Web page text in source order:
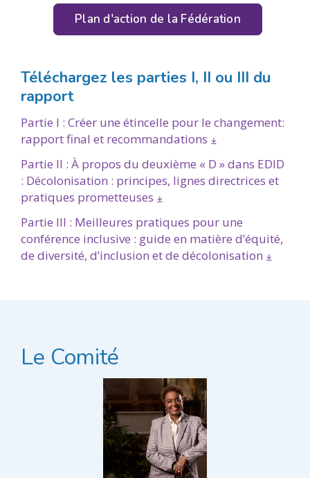
Plan d'action de la Fédération
Téléchargez les parties I, II ou III du
rapport
Partie I : Créer une étincelle pour le changement:
rapport final et recommandations
Partie II : À propos du deuxième « D » dans EDID
: Décolonisation : principes, lignes directrices et
pratiques prometteuses
Partie III : Meilleures pratiques pour une
conférence inclusive : guide en matière d’équité,
de diversité, d’inclusion et de décolonisation
Le Comité